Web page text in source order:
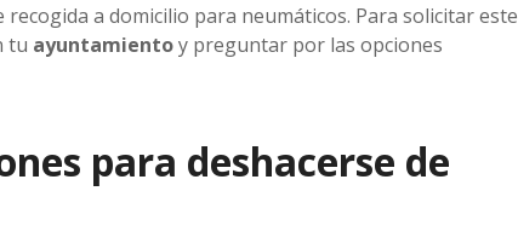
a domicilio para neumáticos. Para solicitar este
tu ayuntamientoy preguntar por las opciones
para deshacerse de